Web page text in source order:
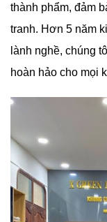
thành phẩm, đảm
tranh. Hơn 5 năm
lành nghề, chúng
hoàn hảo cho mọi